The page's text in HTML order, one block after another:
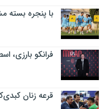
با پنجره بسته
فرانکو بارزی،
قرعه زنان